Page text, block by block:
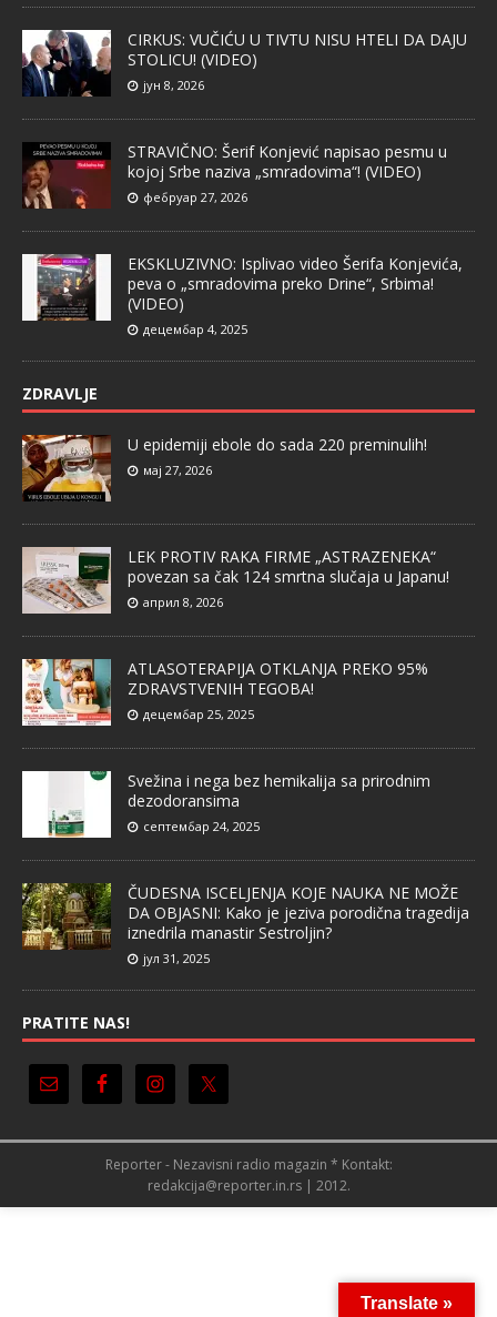
CIRKUS: VUČIĆU U TIVTU NISU HTELI DA DAJU
STOLICU! (VIDEO)
јун 8, 2026
STRAVIČNO: Šerif Konjević napisao pesmu u
kojoj Srbe naziva „smradovima“! (VIDEO)
фебруар 27, 2026
EKSKLUZIVNO: Isplivao video Šerifa Konjevića,
peva o „smradovima preko Drine“, Srbima!
(VIDEO)
децембар 4, 2025
ZDRAVLJE
U epidemiji ebole do sada 220 preminulih!
мај 27, 2026
LEK PROTIV RAKA FIRME „ASTRAZENEKA“
povezan sa čak 124 smrtna slučaja u Japanu!
април 8, 2026
ATLASOTERAPIJA OTKLANJA PREKO 95%
ZDRAVSTVENIH TEGOBA!
децембар 25, 2025
Svežina i nega bez hemikalija sa prirodnim
dezodoransima
септембар 24, 2025
ČUDESNA ISCELJENJA KOJE NAUKA NE MOŽE
DA OBJASNI: Kako je jeziva porodična tragedija
iznedrila manastir Sestroljin?
јул 31, 2025
PRATITE NAS!
Reporter - Nezavisni radio magazin * Kontakt:
redakcija@reporter.in.rs | 2012.
Translate »